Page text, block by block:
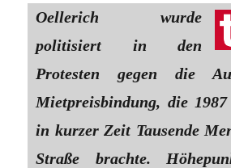
Oellerich wurde
politisiert in den
Protesten gegen die
Mietpreisbindung, die
in kurzer Zeit Tausende
Straße brachte.